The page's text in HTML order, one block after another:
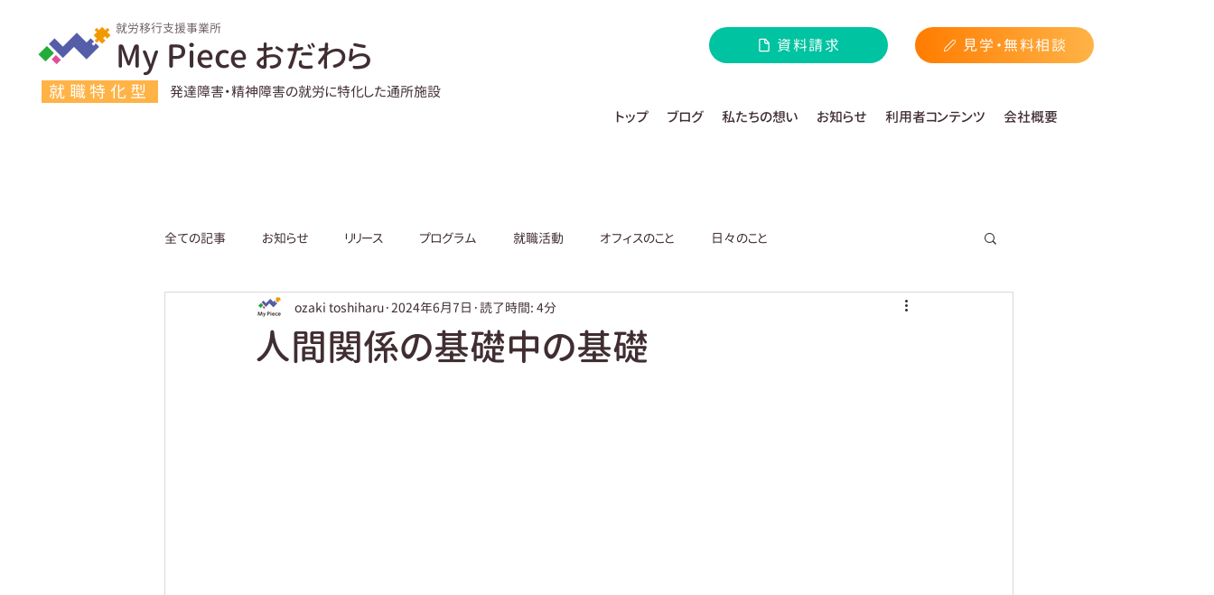
My Piece おだわら
就労移行支援事業所
就職特化型 発達障害・精神障害の就労に特化した通所施設
資料請求 見学・無料相談
トップ ブログ 私たちの想い お知らせ 利用者コンテンツ 会社概要
全ての記事 お知らせ リリース プログラム 就職活動 オフィスのこと 日々のこと
人間関係の基礎中の基礎
ozaki toshiharu 2024年6月7日 読了時間: 4分